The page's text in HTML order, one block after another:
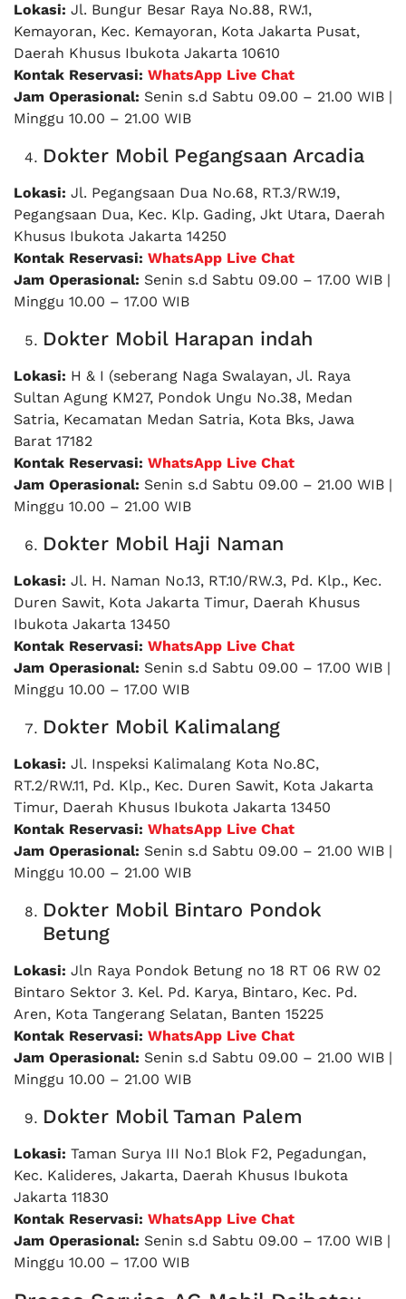
Lokasi: Jl. Bungur Besar Raya No.88, RW.1,
Kemayoran, Kec. Kemayoran, Kota Jakarta Pusat,
Daerah Khusus Ibukota Jakarta 10610
Kontak Reservasi: WhatsApp Live Chat
Jam Operasional: Senin s.d Sabtu 09.00 – 21.00 WIB |
Minggu 10.00 – 21.00 WIB
Dokter Mobil Pegangsaan Arcadia
Lokasi: Jl. Pegangsaan Dua No.68, RT.3/RW.19,
Pegangsaan Dua, Kec. Klp. Gading, Jkt Utara, Daerah
Khusus Ibukota Jakarta 14250
Kontak Reservasi: WhatsApp Live Chat
Jam Operasional: Senin s.d Sabtu 09.00 – 17.00 WIB |
Minggu 10.00 – 17.00 WIB
Dokter Mobil Harapan indah
Lokasi: H & I (seberang Naga Swalayan, Jl. Raya
Sultan Agung KM27, Pondok Ungu No.38, Medan
Satria, Kecamatan Medan Satria, Kota Bks, Jawa
Barat 17182
Kontak Reservasi: WhatsApp Live Chat
Jam Operasional: Senin s.d Sabtu 09.00 – 21.00 WIB |
Minggu 10.00 – 21.00 WIB
Dokter Mobil Haji Naman
Lokasi: Jl. H. Naman No.13, RT.10/RW.3, Pd. Klp., Kec.
Duren Sawit, Kota Jakarta Timur, Daerah Khusus
Ibukota Jakarta 13450
Kontak Reservasi: WhatsApp Live Chat
Jam Operasional: Senin s.d Sabtu 09.00 – 17.00 WIB |
Minggu 10.00 – 17.00 WIB
Dokter Mobil Kalimalang
Lokasi: Jl. Inspeksi Kalimalang Kota No.8C,
RT.2/RW.11, Pd. Klp., Kec. Duren Sawit, Kota Jakarta
Timur, Daerah Khusus Ibukota Jakarta 13450
Kontak Reservasi: WhatsApp Live Chat
Jam Operasional: Senin s.d Sabtu 09.00 – 21.00 WIB |
Minggu 10.00 – 21.00 WIB
Dokter Mobil Bintaro Pondok
Betung
Lokasi: Jln Raya Pondok Betung no 18 RT 06 RW 02
Bintaro Sektor 3. Kel. Pd. Karya, Bintaro, Kec. Pd.
Aren, Kota Tangerang Selatan, Banten 15225
Kontak Reservasi: WhatsApp Live Chat
Jam Operasional: Senin s.d Sabtu 09.00 – 21.00 WIB |
Minggu 10.00 – 21.00 WIB
Dokter Mobil Taman Palem
Lokasi: Taman Surya III No.1 Blok F2, Pegadungan,
Kec. Kalideres, Jakarta, Daerah Khusus Ibukota
Jakarta 11830
Kontak Reservasi: WhatsApp Live Chat
Jam Operasional: Senin s.d Sabtu 09.00 – 17.00 WIB |
Minggu 10.00 – 17.00 WIB